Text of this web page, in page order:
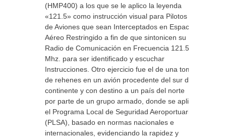
(HMP400) a los que se le aplico la leyenda
«121.5» como instrucción visual para Pilotos
de Aviones que sean Interceptados en Espacio
Aéreo Restringido a fin de que sintonicen su
Radio de Comunicación en Frecuencia 121.5
Mhz. para ser identificado y escuchar
Instrucciones. Otro ejercicio fue el de una toma
de rehenes en un avión procedente del sur del
continente y con destino a un país del norte
por parte de un grupo armado, donde se aplicó
el Programa Local de Seguridad Aeroportuaria
(PLSA), basado en normas nacionales e
internacionales, evidenciando la rapidez y